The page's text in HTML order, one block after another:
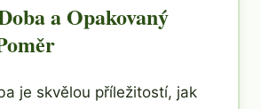
a Opakovaný
je skvělou příležitostí, jak